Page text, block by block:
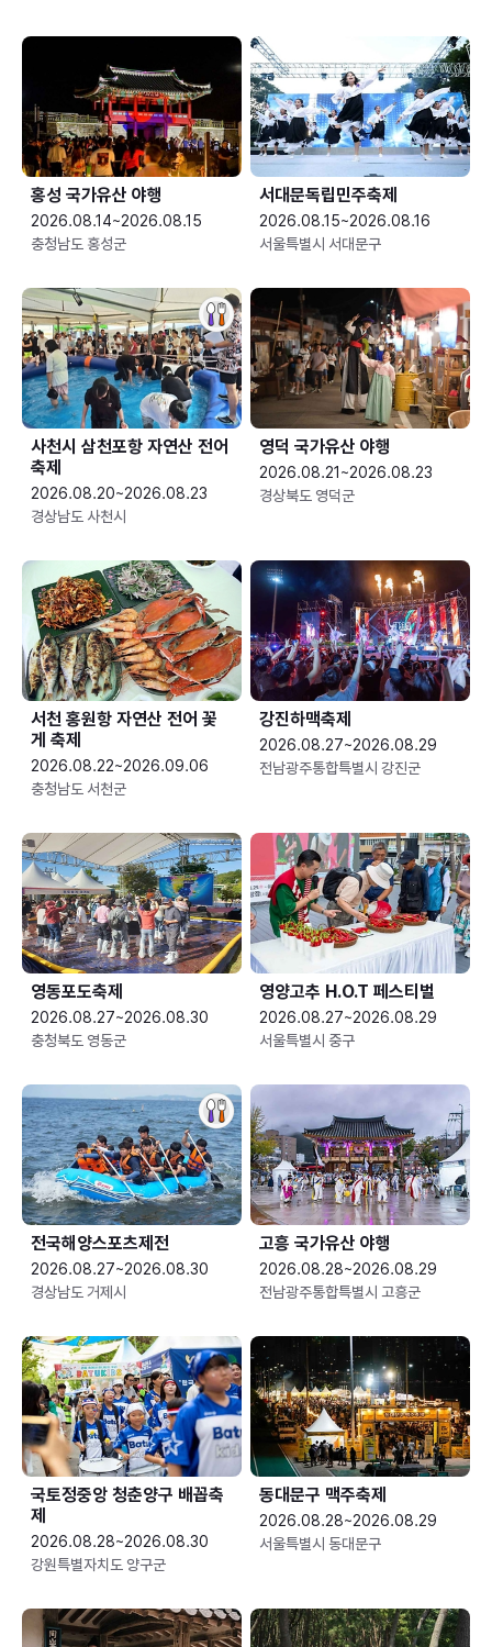
홍성 국가유산 야행
2026.08.14~2026.08.15
충청남도 홍성군
서대문독립민주축제
2026.08.15~2026.08.16
서울특별시 서대문구
사천시 삼천포항 자연산 전어
축제
2026.08.20~2026.08.23
경상남도 사천시
영덕 국가유산 야행
2026.08.21~2026.08.23
경상북도 영덕군
서천 홍원항 자연산 전어 꽃
게 축제
2026.08.22~2026.09.06
충청남도 서천군
강진하맥축제
2026.08.27~2026.08.29
전남광주통합특별시 강진군
영동포도축제
2026.08.27~2026.08.30
충청북도 영동군
영양고추 H.O.T 페스티벌
2026.08.27~2026.08.29
서울특별시 중구
전국해양스포츠제전
2026.08.27~2026.08.30
경상남도 거제시
고흥 국가유산 야행
2026.08.28~2026.08.29
전남광주통합특별시 고흥군
국토정중앙 청춘양구 배꼽축
제
2026.08.28~2026.08.30
강원특별자치도 양구군
동대문구 맥주축제
2026.08.28~2026.08.29
서울특별시 동대문구